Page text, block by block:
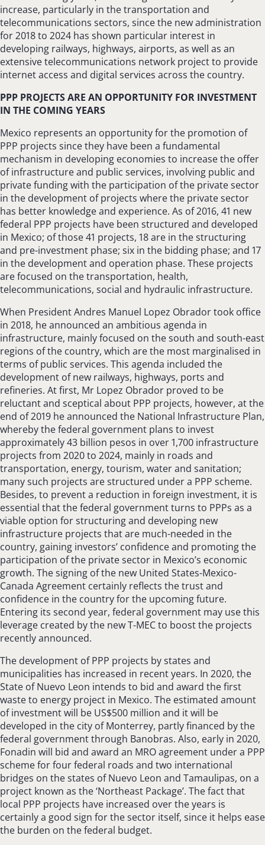
increase, particularly in the transportation and
telecommunications sectors, since the new administration
for 2018 to 2024 has shown particular interest in
developing railways, highways, airports, as well as an
extensive telecommunications network project to provide
internet access and digital services across the country.
PPP PROJECTS ARE AN OPPORTUNITY FOR INVESTMENT
IN THE COMING YEARS
Mexico represents an opportunity for the promotion of
PPP projects since they have been a fundamental
mechanism in developing economies to increase the offer
of infrastructure and public services, involving public and
private funding with the participation of the private sector
in the development of projects where the private sector
has better knowledge and experience. As of 2016, 41 new
federal PPP projects have been structured and developed
in Mexico; of those 41 projects, 18 are in the structuring
and pre-investment phase; six in the bidding phase; and 17
in the development and operation phase. These projects
are focused on the transportation, health,
telecommunications, social and hydraulic infrastructure.
When President Andres Manuel Lopez Obrador took office
in 2018, he announced an ambitious agenda in
infrastructure, mainly focused on the south and south-east
regions of the country, which are the most marginalised in
terms of public services. This agenda included the
development of new railways, highways, ports and
refineries. At first, Mr Lopez Obrador proved to be
reluctant and sceptical about PPP projects, however, at the
end of 2019 he announced the National Infrastructure Plan,
whereby the federal government plans to invest
approximately 43 billion pesos in over 1,700 infrastructure
projects from 2020 to 2024, mainly in roads and
transportation, energy, tourism, water and sanitation;
many such projects are structured under a PPP scheme.
Besides, to prevent a reduction in foreign investment, it is
essential that the federal government turns to PPPs as a
viable option for structuring and developing new
infrastructure projects that are much-needed in the
country, gaining investors’ confidence and promoting the
participation of the private sector in Mexico’s economic
growth. The signing of the new United States-Mexico-
Canada Agreement certainly reflects the trust and
confidence in the country for the upcoming future.
Entering its second year, federal government may use this
leverage created by the new T-MEC to boost the projects
recently announced.
The development of PPP projects by states and
municipalities has increased in recent years. In 2020, the
State of Nuevo Leon intends to bid and award the first
waste to energy project in Mexico. The estimated amount
of investment will be US$500 million and it will be
developed in the city of Monterrey, partly financed by the
federal government through Banobras. Also, early in 2020,
Fonadin will bid and award an MRO agreement under a PPP
scheme for four federal roads and two international
bridges on the states of Nuevo Leon and Tamaulipas, on a
project known as the ‘Northeast Package’. The fact that
local PPP projects have increased over the years is
certainly a good sign for the sector itself, since it helps ease
the burden on the federal budget.